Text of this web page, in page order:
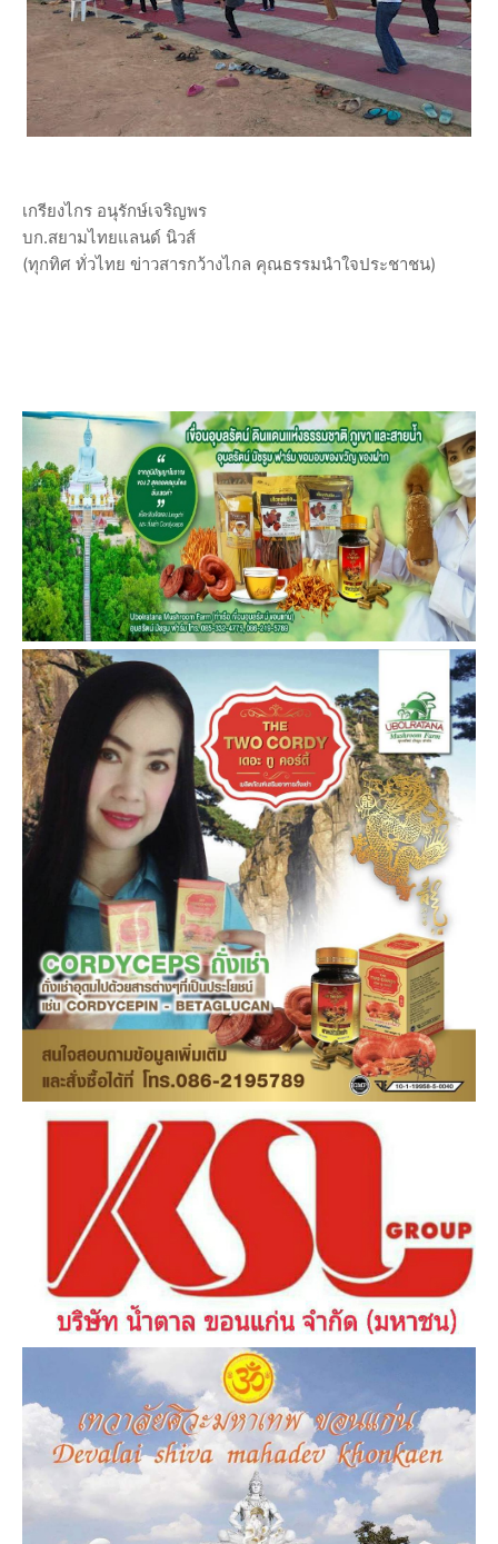
เกรียงไกร อนุรักษ์เจริญพร
บก.สยามไทยแลนด์ นิวส์
(ทุกทิศ ทั่วไทย ข่าวสารกว้างไกล คุณธรรมนำใจประชาชน)